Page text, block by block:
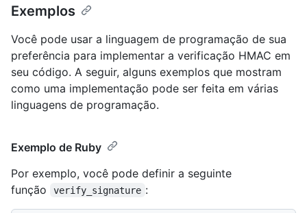
Exemplos
Você pode usar a linguagem de programação de sua
preferência para implementar a verificação HMAC em
seu código. A seguir, alguns exemplos que mostram
como uma implementação pode ser feita em várias
linguagens de programação.
Exemplo de Ruby
Por exemplo, você pode definir a seguinte
função
verify_signature :